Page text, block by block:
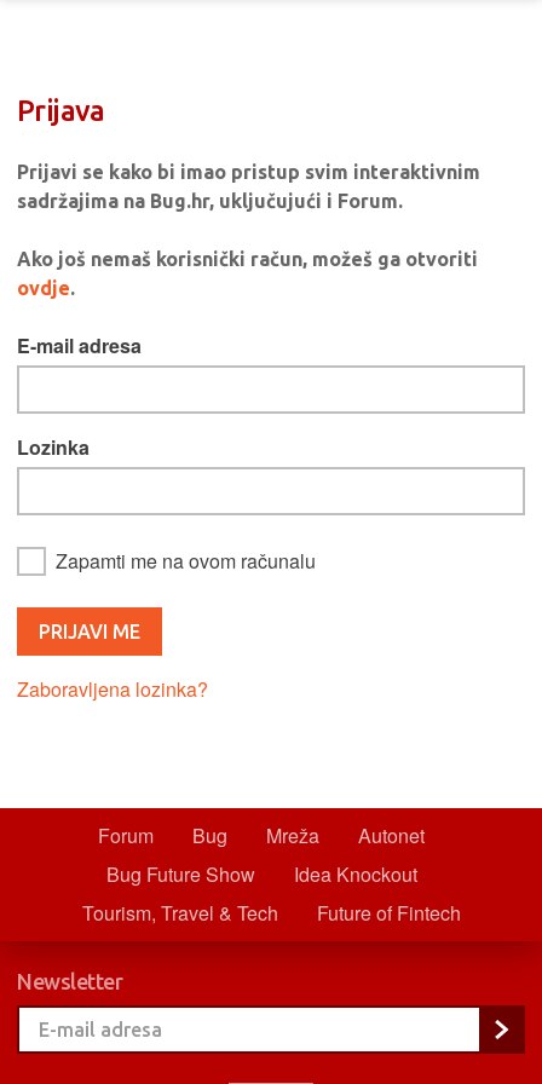
Prijava
Prijavi se kako bi imao pristup svim interaktivnim
sadržajima na Bug.hr, uključujući i Forum.
Ako još nemaš korisnički račun, možeš ga otvoriti
ovdje.
E-mail adresa
Lozinka
Zapamti me na ovom računalu
Zaboravljena lozinka?
Forum Bug Mreža
Autonet
Bug Future Show
Idea Knockout
Tourism, Travel & Tech
Future of Fintech
Newsletter